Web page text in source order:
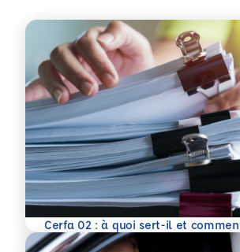
Cerfa 02 : à quoi sert-il et
En savoir plus